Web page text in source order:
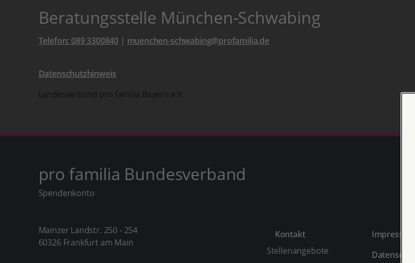
Beratungsstelle München-Schwabing
Telefon: 089 3300840 | muenchen-schwabing@profamilia.de
Datenschutzhinweis
Landesverband pro familia Bayern e.V.
pro familia Bundesverband
Spendenkonto
Mainzer Landstr. 250 - 254
60326 Frankfurt am Main
Kontakt
Stellenangebote
Impressum
Datenschutz